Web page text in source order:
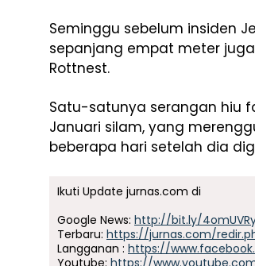
Seminggu sebelum insiden
sepanjang empat meter
Rottnest.
Satu-satunya serangan hiu
Januari silam, yang
beberapa hari setelah dia
Ikuti Update jurnas.com di
Google News: http://bit.ly/
Terbaru: https://jurnas.com/
Langganan : https://
Youtube: https://